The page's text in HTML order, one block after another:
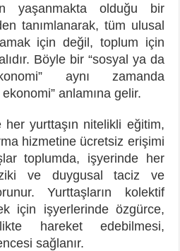
yaşanmakta olduğu bir
tanımlanarak, tüm ulusal
için değil, toplum için
Böyle bir “sosyal ya da
aynı zamanda
anlamına gelir.
yurttaşın nitelikli eğitim,
hizmetine ücretsiz erişimi
toplumda, işyerinde her
ve duygusal taciz ve
Yurttaşların kolektif
için işyerlerinde özgürce,
hareket edebilmesi,
sağlanır.